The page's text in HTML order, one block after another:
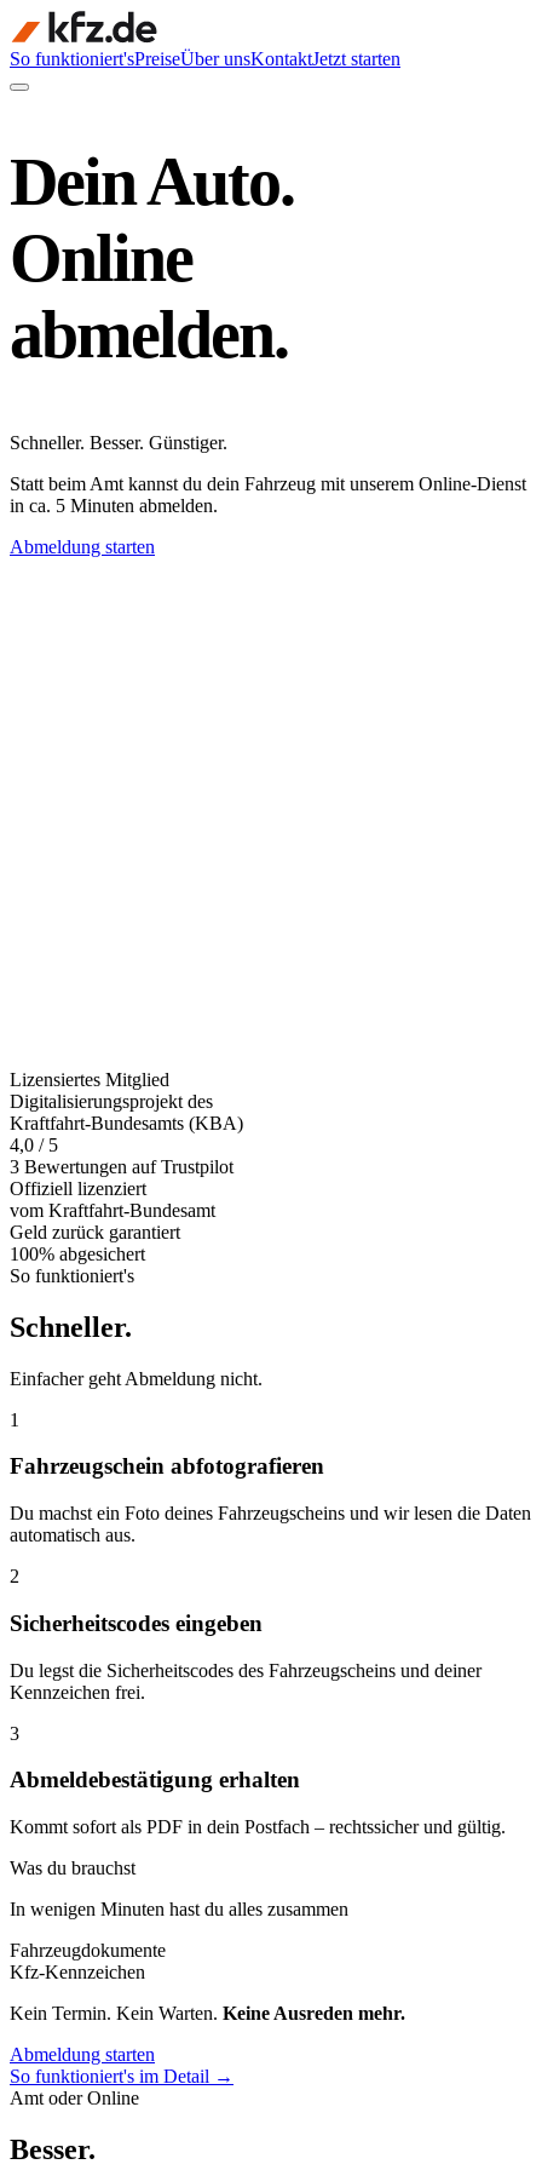
So funktioniert'sPreiseÜber unsKontaktJetzt starten
Dein Auto.
Online
abmelden.
Schneller. Besser. Günstiger.
Statt beim Amt kannst du dein Fahrzeug mit unserem Online-Dienst
in ca. 5 Minuten abmelden.
Abmeldung starten
Lizensiertes Mitglied
Digitalisierungsprojekt des
Kraftfahrt-Bundesamts (KBA)
4,0 / 5
3 Bewertungen auf Trustpilot
Offiziell lizenziert
vom Kraftfahrt-Bundesamt
Geld zurück garantiert
100% abgesichert
So funktioniert's
Schneller.
Einfacher geht Abmeldung nicht.
1
Fahrzeugschein abfotografieren
Du machst ein Foto deines Fahrzeugscheins und wir lesen die Daten
automatisch aus.
2
Sicherheitscodes eingeben
Du legst die Sicherheitscodes des Fahrzeugscheins und deiner
Kennzeichen frei.
3
Abmeldebestätigung erhalten
Kommt sofort als PDF in dein Postfach – rechtssicher und gültig.
Was du brauchst
In wenigen Minuten hast du alles zusammen
Fahrzeugdokumente
Kfz-Kennzeichen
Kein Termin. Kein Warten. Keine Ausreden mehr.
Abmeldung starten
So funktioniert's im Detail →
Amt oder Online
Besser.